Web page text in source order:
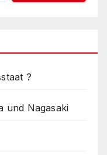
?
und Nagasaki